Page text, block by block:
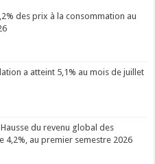
des prix à la consommation au
a atteint 5,1% au mois de juillet
du revenu global des
4,2%, au premier semestre 2026